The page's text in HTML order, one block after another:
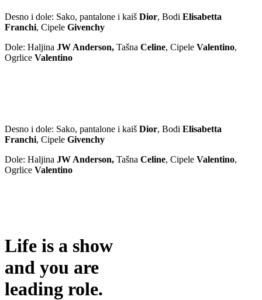
Desno i dole: Sako, pantalone i kaiš Dior, Bodi Elisabetta
Franchi, Cipele Givenchy
Dole: Haljina JW Anderson, Tašna Celine, Cipele Valentino,
Ogrlice Valentino
Desno i dole: Sako, pantalone i kaiš Dior, Bodi Elisabetta
Franchi, Cipele Givenchy
Dole: Haljina JW Anderson, Tašna Celine, Cipele Valentino,
Ogrlice Valentino
Life is a show
and you are
leading role.